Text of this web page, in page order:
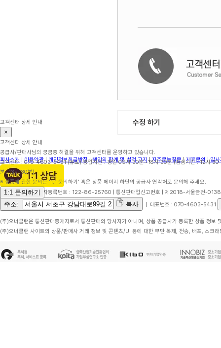
수정 하기